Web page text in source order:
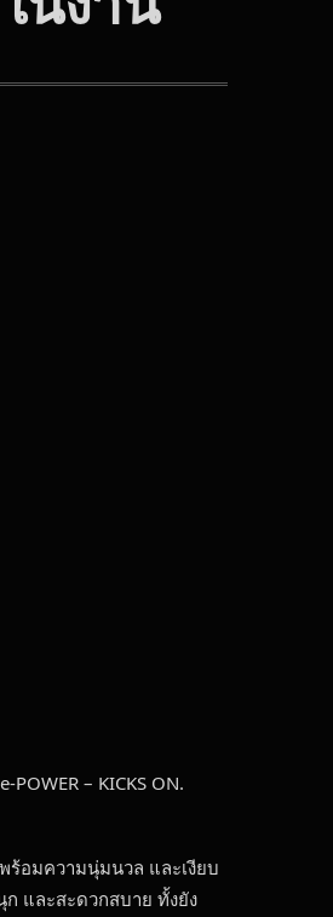
– KICKS ON.
ร้อมความนุ่มนวล และเงียบ
และสะดวกสบาย ทั้งยัง